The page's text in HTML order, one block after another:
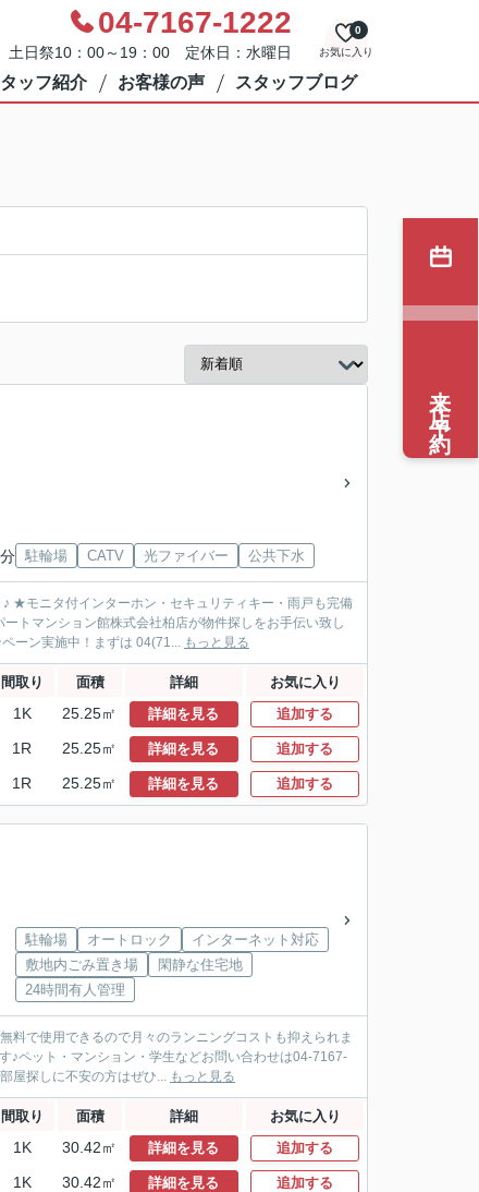
04-7167-1222
日祭10：00～19：00 定休日：水曜日 お気に入り
0
ッフ紹介 お客様の声 スタッフブログ
駐輪場 CATV 光ファイバー 公共下水
★モニタ付インターホン・セキュリティキー・雨戸も完備
トマンション館株式会社柏店が物件探しをお手伝い致し
ーン実施中！まずは 04(71... もっと見る
間取り 面積 詳細 お気に入り
1K 25.25㎡ 詳細を見る 追加する
1R 25.25㎡ 詳細を見る 追加する
1R 25.25㎡ 詳細を見る 追加する
駐輪場 オートロック
インターネット対応
敷地内ごみ置き場
閑静な住宅地
24時間有人管理
料で使用できるので月々のランニングコストも抑えられま
♪ペット・マンション・学生などお問い合わせは04-7167-
屋探しに不安の方はぜひ... もっと見る
間取り 面積 詳細 お気に入り
1K 30.42㎡ 詳細を見る 追加する
1K 30.42㎡ 詳細を見る 追加する
来店予約